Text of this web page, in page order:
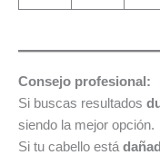
Consejo profesional:
Si buscas resultados
siendo la mejor opción.
Si tu cabello está